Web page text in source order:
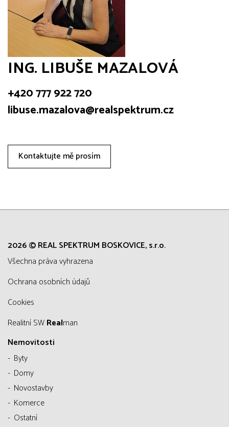
ING. LIBUŠE MAZALOVÁ
+420 777 922 720
libuse.mazalova@realspektrum.cz
Kontaktujte mě prosím
2026 © REAL SPEKTRUM BOSKOVICE, s.r.o.
všechna práva vyhrazena
Ochrana osobních údajů
Cookies
Realitní SWRealman
Nemovitosti
Byty
Domy
Novostavby
Komerce
Ostatní